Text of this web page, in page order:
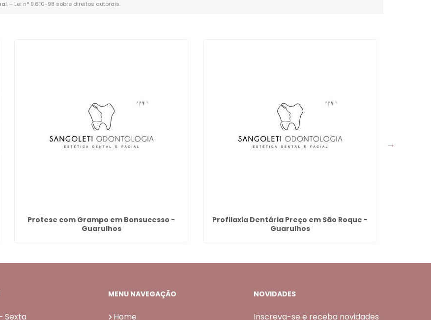
– Lei n° 9.610-98 sobre direitos autorais.
Protese com Grampo em Bonsucesso -
Guarulhos
Profilaxia Dentária Preço em São Roque -
Guarulhos
Sexta
MENU NAVEGAÇÃO
Home
NOVIDADES
Inscreva-se e receba novidades